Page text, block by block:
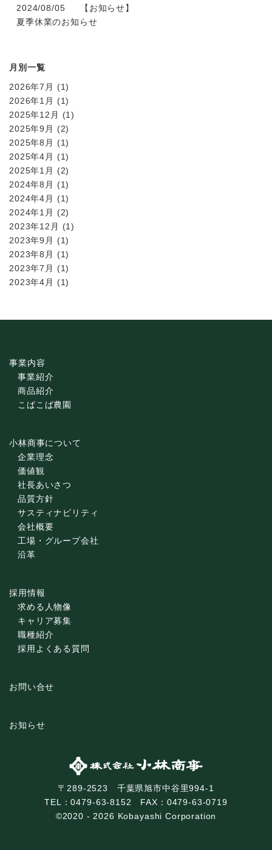
2024/08/05
【お知らせ】
夏季休業のお知らせ
月別一覧
2026年7月
(1)
2026年1月
(1)
2025年12月
(1)
2025年9月
(2)
2025年8月
(1)
2025年4月
(1)
2025年1月
(2)
2024年8月
(1)
2024年4月
(1)
2024年1月
(2)
2023年12月
(1)
2023年9月
(1)
2023年8月
(1)
2023年7月
(1)
2023年4月
(1)
事業内容
事業紹介
商品紹介
こばこば農園
小林商事について
企業理念
価値観
社長あいさつ
品質方針
サスティナビリティ
会社概要
工場・グループ会社
沿革
採用情報
求める人物像
キャリア募集
職種紹介
採用よくある質問
お問い合せ
お知らせ
〒289-2523 千葉県旭市中谷里994-1
TEL：0479-63-8152 FAX：0479-63-0719
©2020 - 2026 Kobayashi Corporation